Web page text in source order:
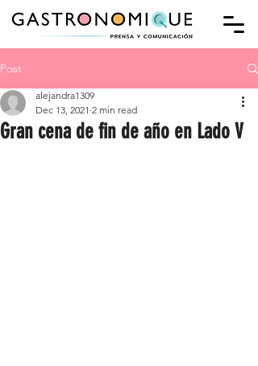
Post
Gran cena de fin de año en Lado V
alejandra1309
Dec 13, 2021 2 min read